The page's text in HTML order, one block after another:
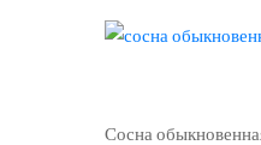
Сосна